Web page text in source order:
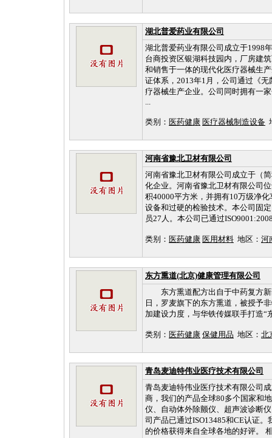
湖北普爱药业有限公司
湖北普爱药业有限公司成立于1998
台商投资区银湖科技园内，厂房建
和销售于一体的现代化医疗器械生
证体系，2013年1月，公司通过《
疗器械生产企业。公司同时拥有一
...
类别： 医药健康 医疗器械制造设备
河南省豫北卫材有限公司
河南省豫北卫材有限公司成立于（
化企业。河南省豫北卫材有限公司
积40000平方米，并拥有10万级净
设备和过硬的检验技术。本公司固
员27人。本公司已通过
类别： 医药健康 医用材料 地区： 河
东方熏道(北京)健康管理有限公司
东方熏道配方出自于中药复方新
日，罗麦旗下的东方熏道，被授予
加建设力度，与华铁传媒联手打造“
类别： 医药健康 保健用品 地区： 北
青岛麦迪特伟业医疗技术有限公司
青岛麦迪特伟业医疗技术有限公司
商，我们的产品全球80多个国家和
仪、自动体外除颤仪、超声波诊断
司产品已通过ISO13485和CE认证
的价格获得来自全球各地的好评。